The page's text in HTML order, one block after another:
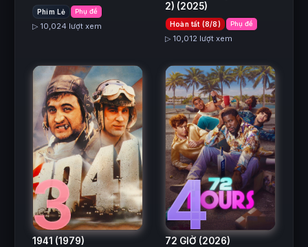
Phim Lẻ Phụ đề
▷ 10,024 lượt xem
2) (2025)
Hoàn tất (8/8) Phụ đề
▷ 10,012 lượt xem
3
1941 (1979) 4
72 GIỜ (2026)